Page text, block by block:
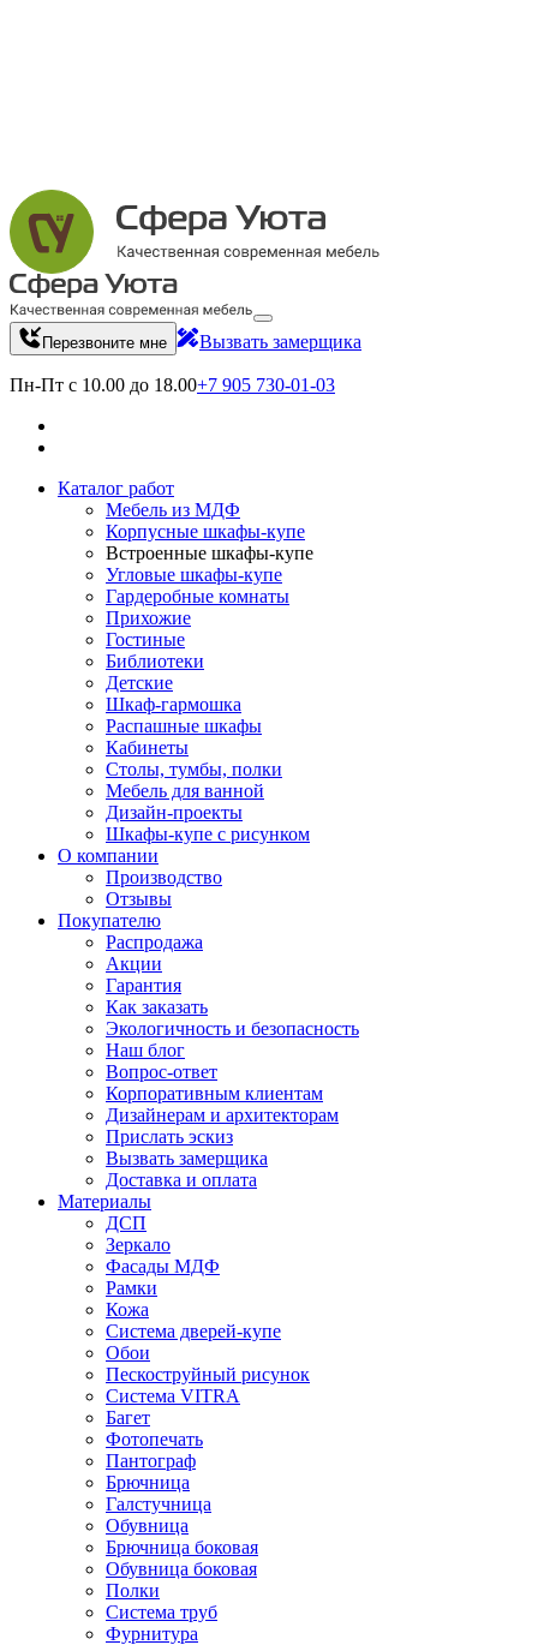
Перезвоните мне Вызвать замерщика
Пн-Пт с 10.00 до 18.00+7 905 730-01-03
Каталог работ
Мебель из МДФ
Корпусные шкафы-купе
Встроенные шкафы-купе
Угловые шкафы-купе
Гардеробные комнаты
Прихожие
Гостиные
Библиотеки
Детские
Шкаф-гармошка
Распашные шкафы
Кабинеты
Столы, тумбы, полки
Мебель для ванной
Дизайн-проекты
Шкафы-купе с рисунком
О компании
Производство
Отзывы
Покупателю
Распродажа
Акции
Гарантия
Как заказать
Экологичность и безопасность
Наш блог
Вопрос-ответ
Корпоративным клиентам
Дизайнерам и архитекторам
Прислать эскиз
Вызвать замерщика
Доставка и оплата
Материалы
ДСП
Зеркало
Фасады МДФ
Рамки
Кожа
Система дверей-купе
Обои
Пескоструйный рисунок
Система VITRA
Багет
Фотопечать
Пантограф
Брючница
Галстучница
Обувница
Брючница боковая
Обувница боковая
Полки
Система труб
Фурнитура